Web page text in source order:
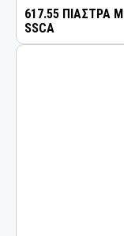
617.55 ΠΙΑΣΤΡΑ
SSCA